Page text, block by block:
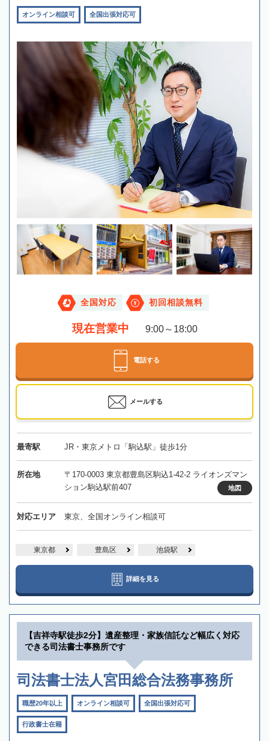
オンライン相談可 全国出張対応可
全国対応 初回相談無料
現在営業中 9:00～18:00
電話する
メールする
最寄駅 JR・東京メトロ「駒込駅」徒歩1分
所在地
〒170-0003 東京都豊島区駒込1-42-2 ライオンズマン
ション駒込駅前407
地図
対応エリア 東京、全国オンライン相談可
東京都 豊島区 池袋駅
詳細を見る
【吉祥寺駅徒歩2分】遺産整理・家族信託など幅広く対応
できる司法書士事務所です
司法書士法人宮田総合法務事務所
職歴20年以上 オンライン相談可 全国出張対応可
行政書士在籍